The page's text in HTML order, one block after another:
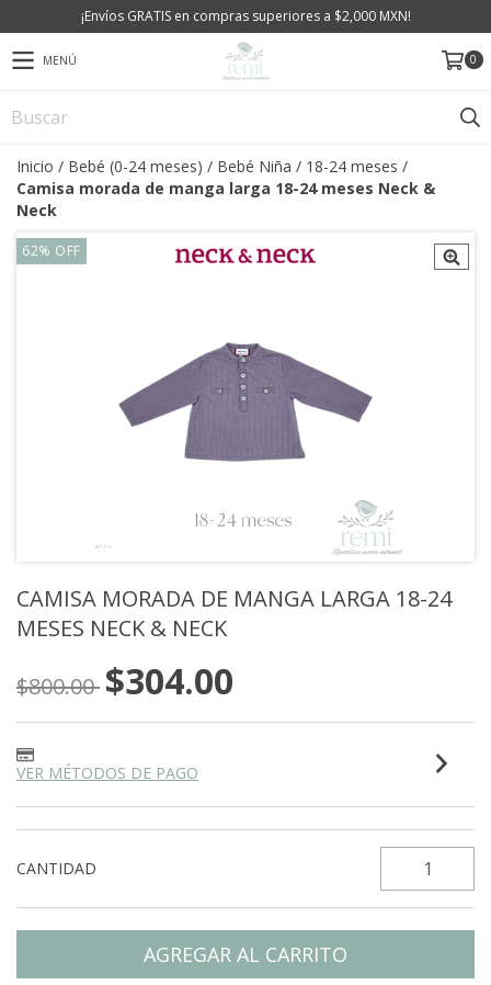
¡Envíos GRATIS en compras superiores a $2,000 MXN!
MENÚ 0
Inicio / Bebé (0-24 meses) / Bebé Niña / 18-24 meses /
Camisa morada de manga larga 18-24 meses Neck &
Neck
62% OFF
CAMISA MORADA DE MANGA LARGA 18-24
MESES NECK & NECK
$800.00 $304.00
VER MÉTODOS DE PAGO
CANTIDAD